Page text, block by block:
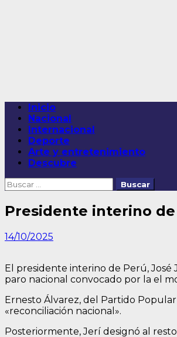
Menú
principal
Inicio
Nacional
Internacional
Deporte
Arte y entretenimiento
Descubre
Buscar:
Presidente interino
14/10/2025
El presidente interino de Perú, José
paro nacional convocado por la el
Ernesto Álvarez, del Partido
«reconciliación nacional».
Posteriormente, Jerí designó al